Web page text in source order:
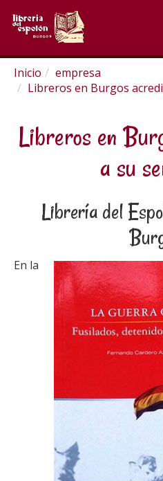
Inicio
empresa
Libreros en Burgos
Libreros en
a su
Librería del
En la